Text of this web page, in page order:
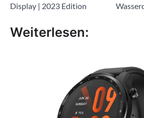
Display | 2023 Edition
Weiterlesen: